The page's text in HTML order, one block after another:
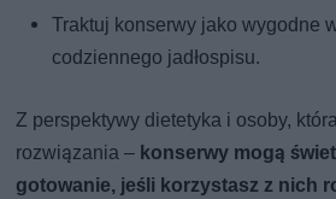
Traktuj konserwy jako wygodne
codziennego jadłospisu.
Z perspektywy dietetyka i osoby,
rozwiązania – konserwy mogą
gotowanie, jeśli korzystasz z nich